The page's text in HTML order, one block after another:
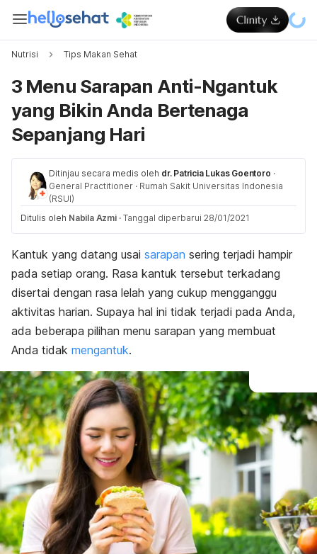
Nutrisi Tips Makan Sehat
3 Menu Sarapan Anti-Ngantuk
yang Bikin Anda Bertenaga
Sepanjang Hari
Ditinjau secara medis oleh dr. Patricia Lukas Goentoro ·
General Practitioner · Rumah Sakit Universitas Indonesia
(RSUI)
Ditulis oleh Nabila Azmi · Tanggal diperbarui 28/01/2021
Kantuk yang datang usai sarapan sering terjadi hampir
pada setiap orang. Rasa kantuk tersebut terkadang
disertai dengan rasa lelah yang cukup mengganggu
aktivitas harian. Supaya hal ini tidak terjadi pada Anda,
ada beberapa pilihan menu sarapan yang membuat
Anda tidak mengantuk.